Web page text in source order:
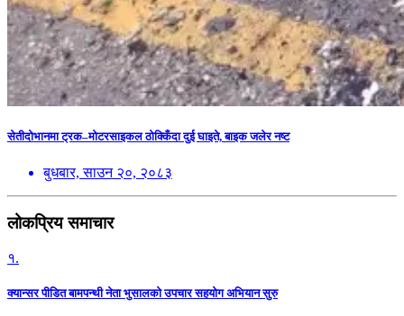
सेतीदोभानमा ट्रक–मोटरसाइकल ठोक्किँदा दुई घाइते, बाइक जलेर नष्ट
बुधबार, साउन २०, २०८३
लोकप्रिय समाचार
१.
क्यान्सर पीडित बामपन्थी नेता भुसालकाे उपचार सहयोग अभियान सुरु